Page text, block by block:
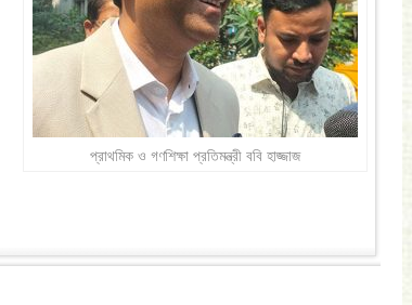
প্রাথমিক ও গণশিক্ষা প্রতিমন্ত্রী ববি হাজ্জাজ